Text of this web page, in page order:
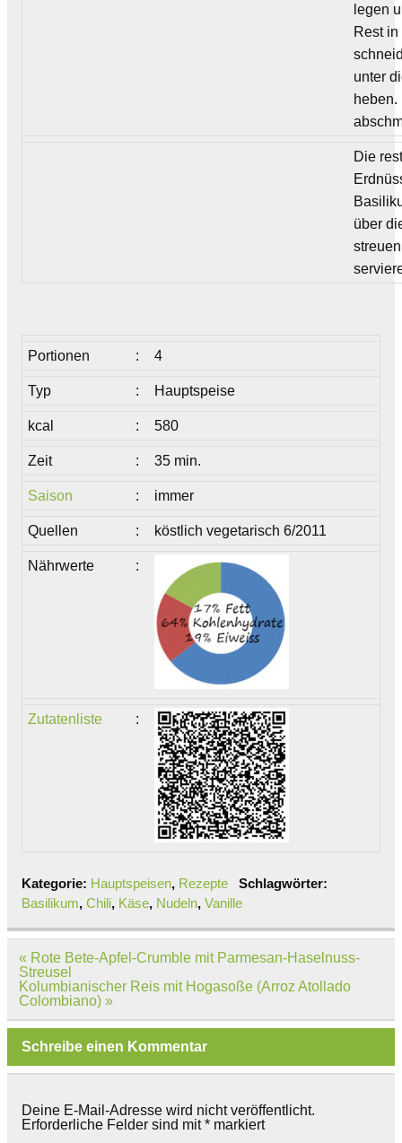
legen
Rest
unter
heben.
Die
über
Portionen : 4
Typ : Hauptspeise
kcal : 580
Zeit : 35 min.
Saison : immer
Quellen : köstlich vegetarisch 6/2011
Nährwerte :
Zutatenliste :
Kategorie: Hauptspeisen, Rezepte
Schlagwörter:
Basilikum, Chili, Käse, Nudeln, Vanille
Beitragsnavigation
« Rote Bete-Apfel-Crumble mit Parmesan-Haselnuss-
Streusel
Kolumbianischer Reis mit Hogasoße (Arroz Atollado
Colombiano) »
Schreibe einen Kommentar
Deine E-Mail-Adresse wird nicht veröffentlicht.
Erforderliche Felder sind mit* markiert